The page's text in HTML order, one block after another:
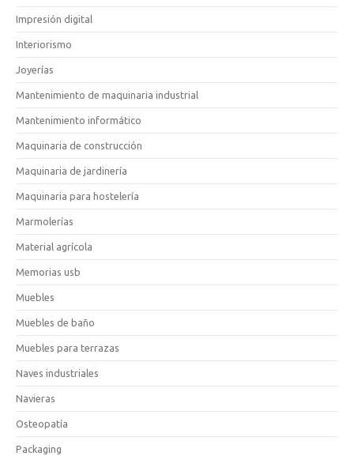
Impresión digital
Interiorismo
Joyerías
Mantenimiento de maquinaria industrial
Mantenimiento informático
Maquinaria de construcción
Maquinaria de jardinería
Maquinaria para hostelería
Marmolerías
Material agrícola
Memorias usb
Muebles
Muebles de baño
Muebles para terrazas
Naves industriales
Navieras
Osteopatía
Packaging